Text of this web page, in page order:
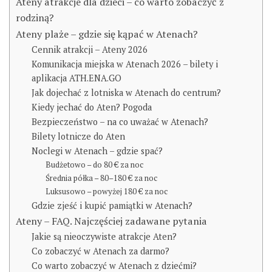
rodziną?
Ateny plaże – gdzie się kąpać w Atenach?
Cennik atrakcji – Ateny 2026
Komunikacja miejska w Atenach 2026 – bilety i
aplikacja ATH.ENA.GO
Jak dojechać z lotniska w Atenach do centrum?
Kiedy jechać do Aten? Pogoda
Bezpieczeństwo – na co uważać w Atenach?
Bilety lotnicze do Aten
Noclegi w Atenach – gdzie spać?
Budżetowo – do 80 € za noc
Średnia półka – 80–180 € za noc
Luksusowo – powyżej 180 € za noc
Gdzie zjeść i kupić pamiątki w Atenach?
Ateny – FAQ. Najczęściej zadawane pytania
Jakie są nieoczywiste atrakcje Aten?
Co zobaczyć w Atenach za darmo?
Co warto zobaczyć w Atenach z dziećmi?